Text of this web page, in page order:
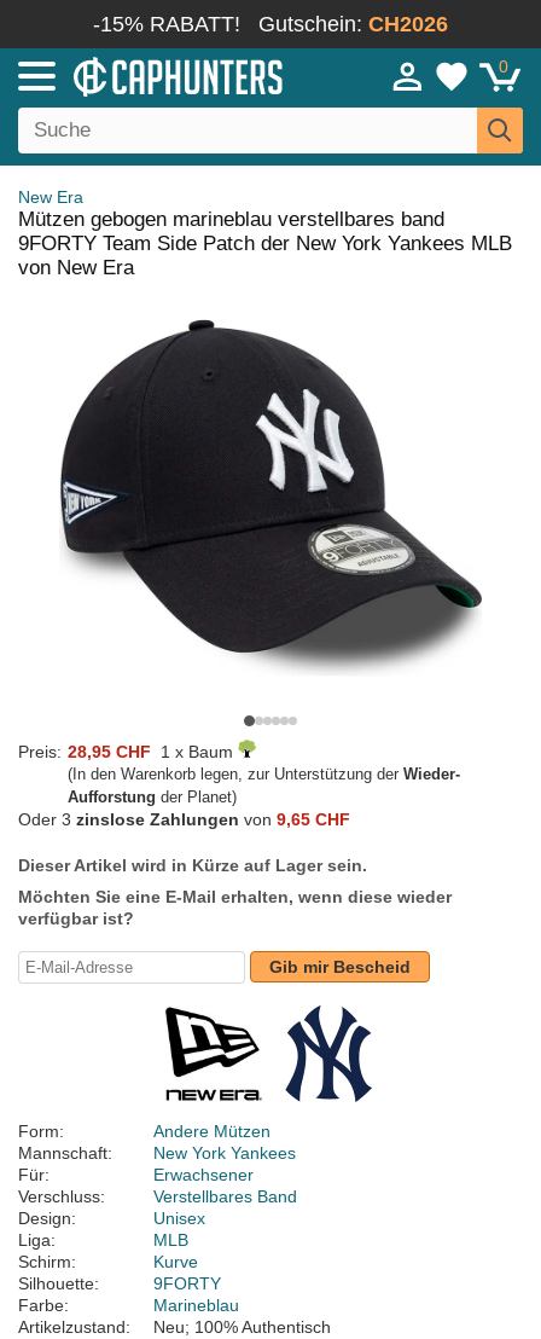
-15% RABATT! Gutschein: CH2026
0
New Era
Mützen gebogen marineblau verstellbares band
9FORTY Team Side Patch der New York Yankees MLB
von New Era
Preis: 28,95 CHF 1 x Baum
(In den Warenkorb legen, zur Unterstützung der Wieder-
Aufforstung der Planet)
Oder 3 zinslose Zahlungen von 9,65 CHF
Dieser Artikel wird in Kürze auf Lager sein.
Möchten Sie eine E-Mail erhalten, wenn diese wieder
verfügbar ist?
Gib mir Bescheid
Form:
Andere Mützen
Mannschaft:
New York Yankees
Für:
Erwachsener
Verschluss:
Verstellbares Band
Design:
Unisex
Liga:
MLB
Schirm:
Kurve
Silhouette:
9FORTY
Farbe:
Marineblau
Artikelzustand:
Neu; 100% Authentisch